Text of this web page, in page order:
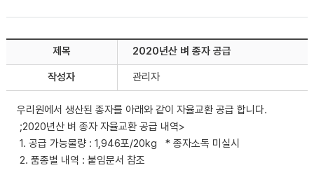
제목 2020년산 벼 종자 공급
작성자 관리자
우리원에서 생산된 종자를 아래와 같이 자율교환 공급 합니다.
;2020년산 벼 종자 자율교환 공급 내역>
1. 공급 가능물량 : 1,946포/20kg * 종자소독 미실시
2. 품종별 내역 : 붙임문서 참조